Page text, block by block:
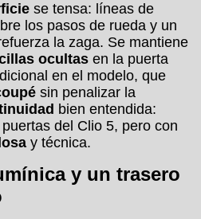
se tensa: líneas de
los pasos de rueda y un
la zaga. Se mantiene
ocultas en la puerta
en el modelo, que
sin penalizar la
bien entendida:
del Clio 5, pero con
y técnica.
y un trasero